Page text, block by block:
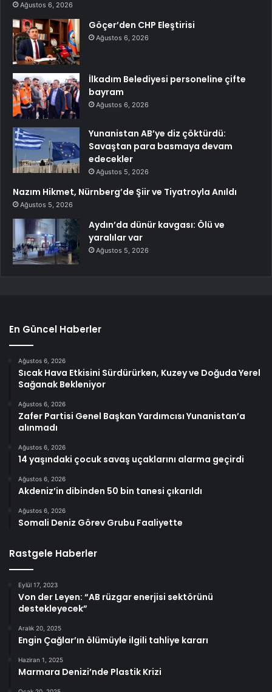
Ağustos 6, 2026
Göçer’den CHP Eleştirisi
Ağustos 6, 2026
İlkadım Belediyesi personeline çifte
bayram
Ağustos 6, 2026
Yunanistan AB’ye diz çöktürdü:
Savaştan para basmaya devam
edecekler
Ağustos 5, 2026
Nazım Hikmet, Nürnberg’de Şiir ve Tiyatroyla Anıldı
Ağustos 5, 2026
Aydın’da dünür kavgası: Ölü ve
yaralılar var
Ağustos 5, 2026
En Güncel Haberler
Ağustos 6, 2026
Sıcak Hava Etkisini Sürdürürken, Kuzey ve Doğuda Yerel
Sağanak Bekleniyor
Ağustos 6, 2026
Zafer Partisi Genel Başkan Yardımcısı Yunanistan’a
alınmadı
Ağustos 6, 2026
14 yaşındaki çocuk savaş uçaklarını alarma geçirdi
Ağustos 6, 2026
Akdeniz’in dibinden 50 bin tanesi çıkarıldı
Ağustos 6, 2026
Somali Deniz Görev Grubu Faaliyette
Rastgele Haberler
Eylül 17, 2023
Von der Leyen: “AB rüzgar enerjisi sektörünü
destekleyecek”
Aralık 20, 2025
Engin Çağlar’ın ölümüyle ilgili tahliye kararı
Haziran 1, 2025
Marmara Denizi’nde Plastik Krizi